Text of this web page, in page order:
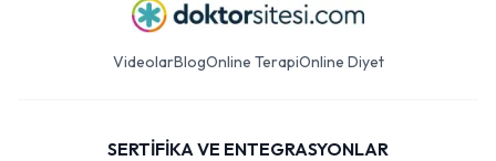
VideolarBlogOnline TerapiOnline Diyet
SERTİFİKA VE ENTEGRASYONLAR